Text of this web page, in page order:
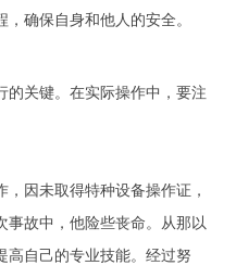
确保自身和他人的安全。
的关键。在实际操作中，要注
因未取得特种设备操作证，
事故中，他险些丧命。从那以
高自己的专业技能。经过努